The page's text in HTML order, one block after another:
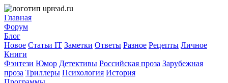
Главная
Форум
Блог
Новое Статьи IT Заметки Ответы Разное Рецепты Личное
Книги
Фэнтези Юмор Детективы Российская проза Зарубежная
проза Триллеры Психология История